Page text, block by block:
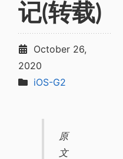
记(转载)
October 26,
2020
iOS-G2
原
文